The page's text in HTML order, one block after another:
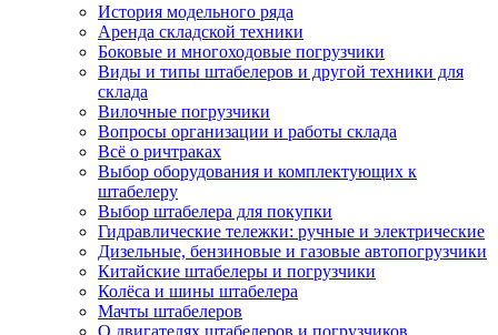
История модельного ряда
Аренда складской техники
Боковые и многоходовые погрузчики
Виды и типы штабелеров и другой техники для
склада
Вилочные погрузчики
Вопросы организации и работы склада
Всё о ричтраках
Выбор оборудования и комплектующих к
штабелеру
Выбор штабелера для покупки
Гидравлические тележки: ручные и электрические
Дизельные, бензиновые и газовые автопогрузчики
Китайские штабелеры и погрузчики
Колёса и шины штабелера
Мачты штабелеров
О двигателях штабелеров и погрузчиков